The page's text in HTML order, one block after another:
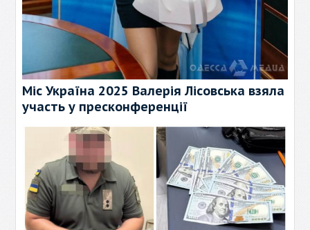
Міс Україна 2025 Валерія Лісовська взяла
участь у пресконференції